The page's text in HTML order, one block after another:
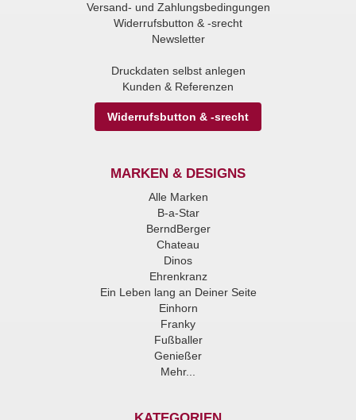
Versand- und Zahlungsbedingungen
Widerrufsbutton & -srecht
Newsletter
Druckdaten selbst anlegen
Kunden & Referenzen
Widerrufsbutton & -srecht
MARKEN & DESIGNS
Alle Marken
B-a-Star
BerndBerger
Chateau
Dinos
Ehrenkranz
Ein Leben lang an Deiner Seite
Einhorn
Franky
Fußballer
Genießer
Mehr...